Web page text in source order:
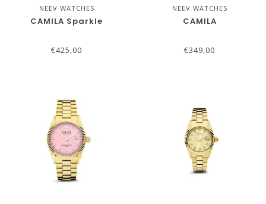
NEEV WATCHES
CAMILA Sparkle
€425,00
NEEV WATCHES
CAMILA
€349,00